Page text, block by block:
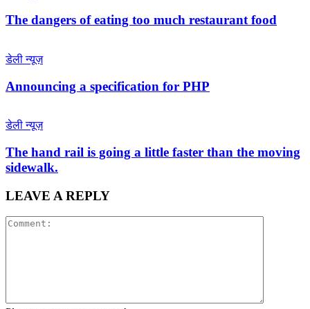
The dangers of eating too much restaurant food
डेली न्यूज़
Announcing a specification for PHP
डेली न्यूज़
The hand rail is going a little faster than the moving
sidewalk.
LEAVE A REPLY